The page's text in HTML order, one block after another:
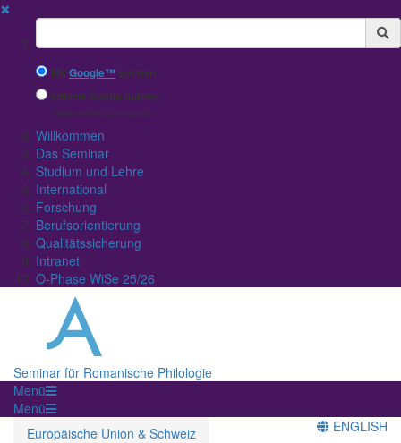
✖
Suchbegriff
MitGoogle™ suchen
Interne Suche nutzen
(eingeschränkte Ergebnisqualität)
Willkommen
Das Seminar
Studium und Lehre
International
Forschung
Berufsorientierung
Qualitätssicherung
Intranet
O-Phase WiSe 25/26
Seminar für Romanische Philologie
Menü
Menü
Europäische Union & Schweiz
ENGLISH